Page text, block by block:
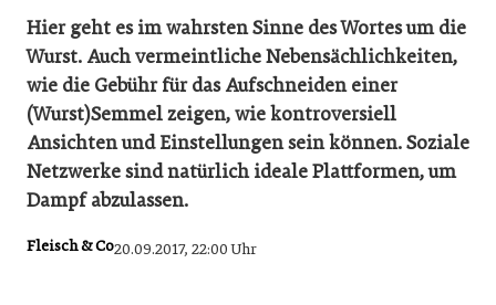
Hier geht es im wahrsten Sinne des Wortes um die
Wurst. Auch vermeintliche Nebensächlichkeiten,
wie die Gebühr für das Aufschneiden einer
(Wurst)Semmel zeigen, wie kontroversiell
Ansichten und Einstellungen sein können. Soziale
Netzwerke sind natürlich ideale Plattformen, um
Dampf abzulassen.
Fleisch & Co20.09.2017, 22:00 Uhr